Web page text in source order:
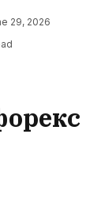
29, 2026